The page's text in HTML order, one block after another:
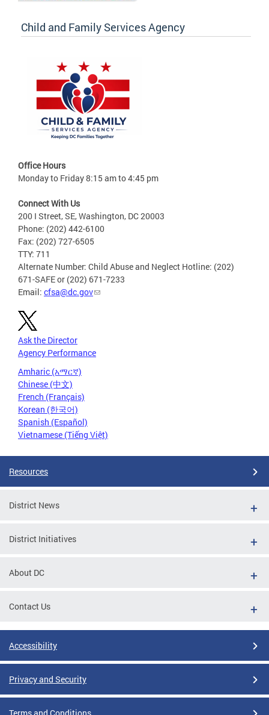
Child and Family Services Agency
Office Hours
Monday to Friday 8:15 am to 4:45 pm
Connect With Us
200 I Street, SE, Washington, DC 20003
Phone: (202) 442-6100
Fax: (202) 727-6505
TTY: 711
Alternate Number: Child Abuse and Neglect Hotline: (202)
671-SAFE or (202) 671-7233
Email: cfsa@dc.gov
Ask the Director
Agency Performance
Amharic (አማርኛ)
Chinese (中文)
French (Français)
Korean (한국어)
Spanish (Español)
Vietnamese (Tiếng Việt)
Resources
District News
District Initiatives
About DC
Contact Us
Accessibility
Privacy and Security